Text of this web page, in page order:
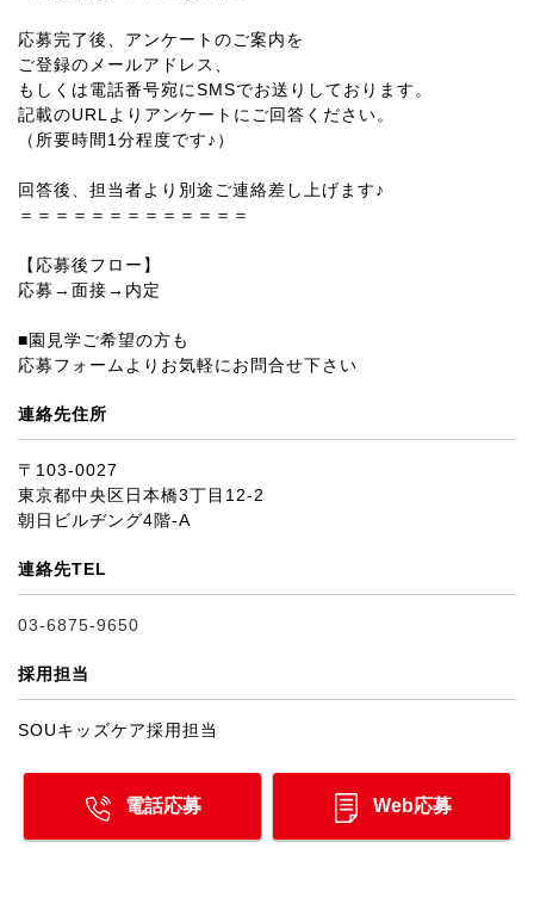
応募完了後、アンケートのご案内を
ご登録のメールアドレス、
もしくは電話番号宛にSMSでお送りしております。
記載のURLよりアンケートにご回答ください。
（所要時間1分程度です♪）
回答後、担当者より別途ご連絡差し上げます♪
＝＝＝＝＝＝＝＝＝＝＝＝＝
【応募後フロー】
応募→面接→内定
■園見学ご希望の方も
応募フォームよりお気軽にお問合せ下さい
連絡先住所
〒103-0027
東京都中央区日本橋3丁目12-2
朝日ビルヂング4階-A
連絡先TEL
03-6875-9650
採用担当
SOUキッズケア採用担当
電話応募 Web応募